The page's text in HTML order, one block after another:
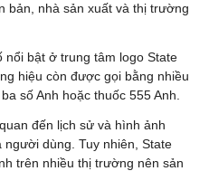
bản, nhà sản xuất và thị trường
nổi bật ở trung tâm logo State
hiệu còn được gọi bằng nhiều
, ba số Anh hoặc thuốc 555 Anh.
đến lịch sử và hình ảnh
dùng. Tuy nhiên, State
trên nhiều thị trường nên sản